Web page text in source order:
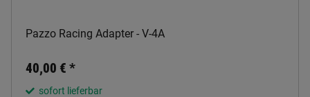
Pazzo Racing Adapter - V-4A
40,00 € *
sofort lieferbar